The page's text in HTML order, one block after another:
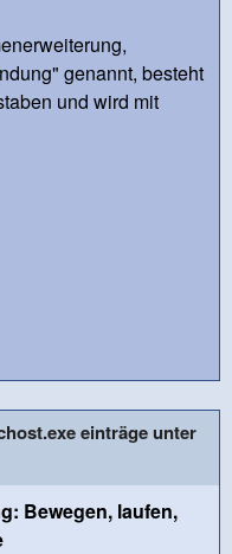
genannt, besteht
und wird mit
einträge unter
Bewegen, laufen,